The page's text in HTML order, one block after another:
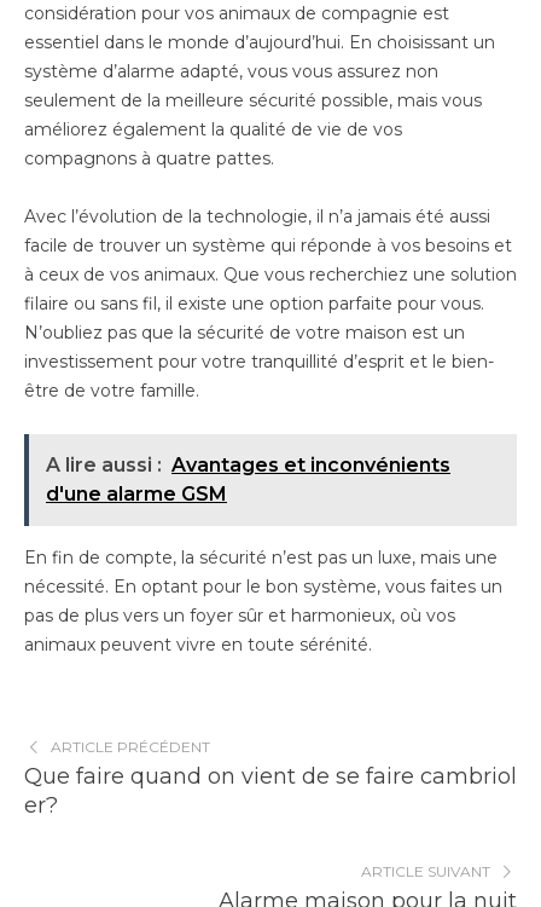
considération pour vos animaux de compagnie est
essentiel dans le monde d’aujourd’hui. En choisissant un
système d’alarme adapté, vous vous assurez non
seulement de la meilleure sécurité possible, mais vous
améliorez également la qualité de vie de vos
compagnons à quatre pattes.
Avec l’évolution de la technologie, il n’a jamais été aussi
facile de trouver un système qui réponde à vos besoins et
à ceux de vos animaux. Que vous recherchiez une solution
filaire ou sans fil, il existe une option parfaite pour vous.
N’oubliez pas que la sécurité de votre maison est un
investissement pour votre tranquillité d’esprit et le bien-
être de votre famille.
A lire aussi : Avantages et inconvénients
d'une alarme GSM
En fin de compte, la sécurité n’est pas un luxe, mais une
nécessité. En optant pour le bon système, vous faites un
pas de plus vers un foyer sûr et harmonieux, où vos
animaux peuvent vivre en toute sérénité.
ARTICLE PRÉCÉDENT
Que faire quand on vient de se faire cambriol
er?
ARTICLE SUIVANT
Alarme maison pour la nuit